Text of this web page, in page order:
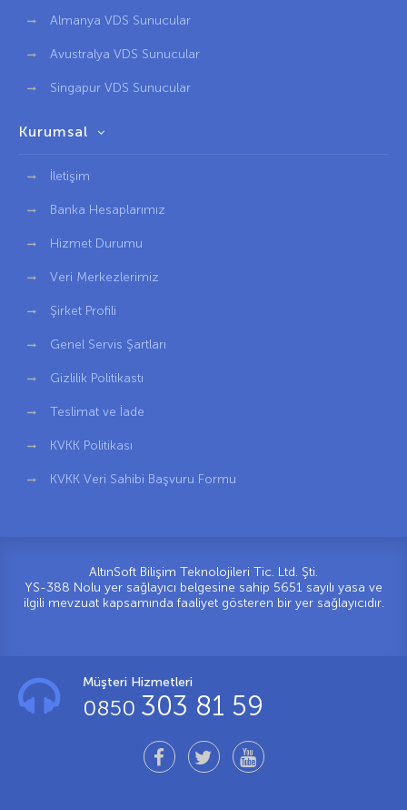
Almanya VDS Sunucular
Avustralya VDS Sunucular
Singapur VDS Sunucular
Kurumsal
İletişim
Banka Hesaplarımız
Hizmet Durumu
Veri Merkezlerimiz
Şirket Profili
Genel Servis Şartları
Gizlilik Politikastı
Teslimat ve İade
KVKK Politikası
KVKK Veri Sahibi Başvuru Formu
AltınSoft Bilişim Teknolojileri Tic. Ltd. Şti.
YS-388 Nolu yer sağlayıcı belgesine sahip 5651 sayılı yasa ve
ilgili mevzuat kapsamında faaliyet gösteren bir yer sağlayıcıdır.
Müşteri Hizmetleri
0850 303 81 59